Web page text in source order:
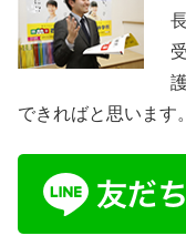
できればと思います。